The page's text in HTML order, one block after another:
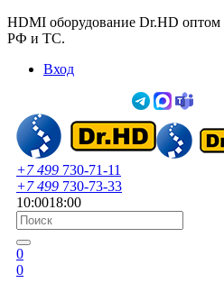
HDMI оборудование Dr.HD оптом
РФ и ТС.
Вход
+7 499 730-71-11
+7 499 730-73-33
10:0018:00
0
0